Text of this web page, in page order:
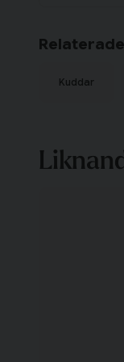
Kuddar